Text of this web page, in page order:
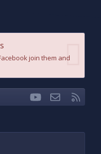
join them and
FacebookTwitteryoutubeLiên hệ